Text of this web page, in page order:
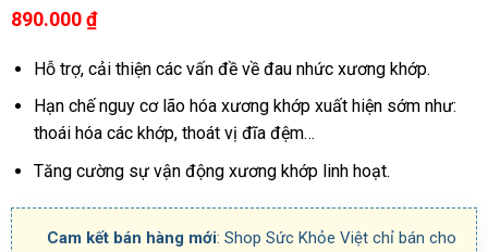
890.000₫
Hỗ trợ, cải thiện các vấn đề về đau nhức xương khớp.
Hạn chế nguy cơ lão hóa xương khớp xuất hiện sớm như:
thoái hóa các khớp, thoát vị đĩa đệm…
Tăng cường sự vận động xương khớp linh hoạt.
Cam kết bán hàng mới: Shop Sức Khỏe Việt chỉ bán cho